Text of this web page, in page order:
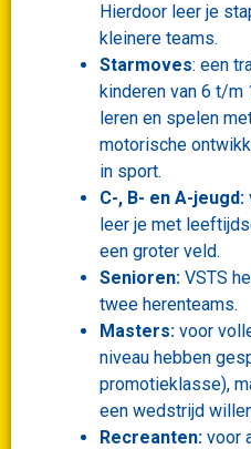
Hierdoor leer je
kleinere teams.
Starmoves: een
kinderen van 6 t/m
leren en spelen
motorische
in sport.
C-, B- en A-jeugd:
leer je met
een groter veld.
Senioren: VSTS
twee herenteams.
Masters: voor
niveau hebben
promotieklasse),
een wedstrijd
Recreanten: voor